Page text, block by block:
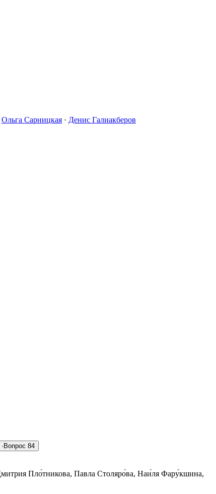
Ольга Сарницкая · Денис Галиакберов
· Вопрос 84
Пло́тникова, Павла Столяро́ва, Наи́ля Фару́кшина,